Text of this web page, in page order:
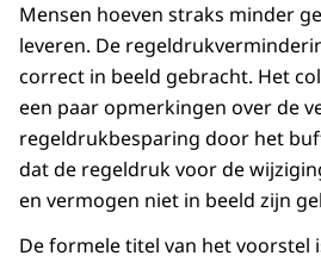
Mensen hoeven straks minder
leveren. De
correct in beeld gebracht. Het
een paar opmerkingen over de
regeldrukbesparing door het
dat de regeldruk voor de
en vermogen niet in beeld zijn
De formele titel van het voorstel